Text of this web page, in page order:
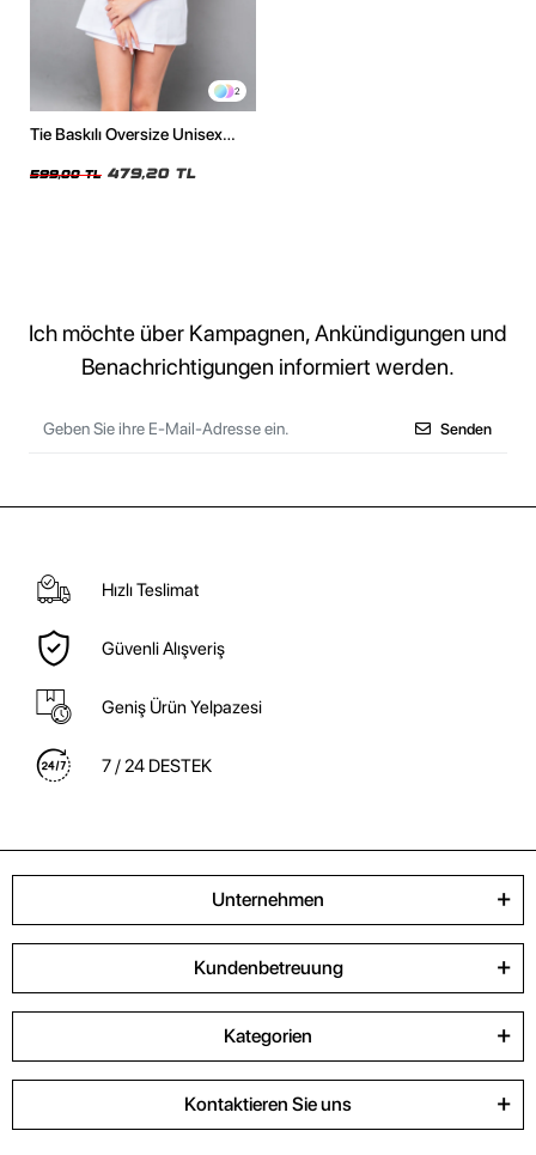
2
Tie Baskılı Oversize Unisex
599,00 TL 479,20 TL
Ich möchte über Kampagnen, Ankündigungen und
Benachrichtigungen informiert werden.
Senden
Hızlı Teslimat
Güvenli Alışveriş
Geniş Ürün Yelpazesi
7 / 24 DESTEK
Unternehmen
Kundenbetreuung
Kategorien
Kontaktieren Sie uns